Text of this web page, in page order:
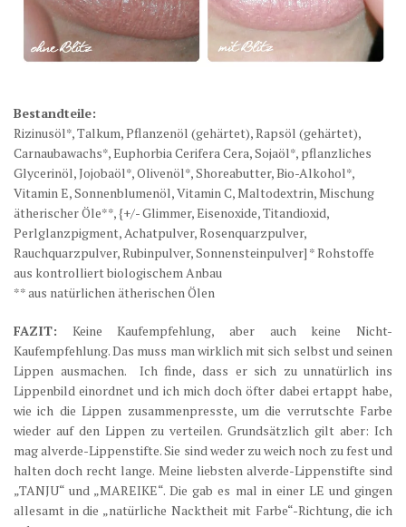
Bestandteile:
Rizinusöl*, Talkum, Pflanzenöl (gehärtet), Rapsöl (gehärtet),
Carnaubawachs*, Euphorbia Cerifera Cera, Sojaöl*, pflanzliches
Glycerinöl, Jojobaöl*, Olivenöl*, Shoreabutter, Bio-Alkohol*,
Vitamin E, Sonnenblumenöl, Vitamin C, Maltodextrin, Mischung
ätherischer Öle**, {+/- Glimmer, Eisenoxide, Titandioxid,
Perlglanzpigment, Achatpulver, Rosenquarzpulver,
Rauchquarzpulver, Rubinpulver, Sonnensteinpulver] * Rohstoffe
aus kontrolliert biologischem Anbau
** aus natürlichen ätherischen Ölen
FAZIT: Keine Kaufempfehlung, aber auch keine Nicht-
Kaufempfehlung. Das muss man wirklich mit sich selbst und seinen
Lippen ausmachen. Ich finde, dass er sich zu unnatürlich ins
Lippenbild einordnet und ich mich doch öfter dabei ertappt habe,
wie ich die Lippen zusammenpresste, um die verrutschte Farbe
wieder auf den Lippen zu verteilen. Grundsätzlich gilt aber: Ich
mag alverde-Lippenstifte. Sie sind weder zu weich noch zu fest und
halten doch recht lange. Meine liebsten alverde-Lippenstifte sind
„TANJU“ und „MAREIKE“. Die gab es mal in einer LE und gingen
allesamt in die „natürliche Nacktheit mit Farbe“-Richtung, die ich